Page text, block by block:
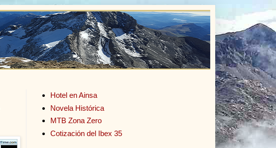
Hotel en Ainsa
Novela Histórica
MTB Zona Zero
Cotización del Ibex 35